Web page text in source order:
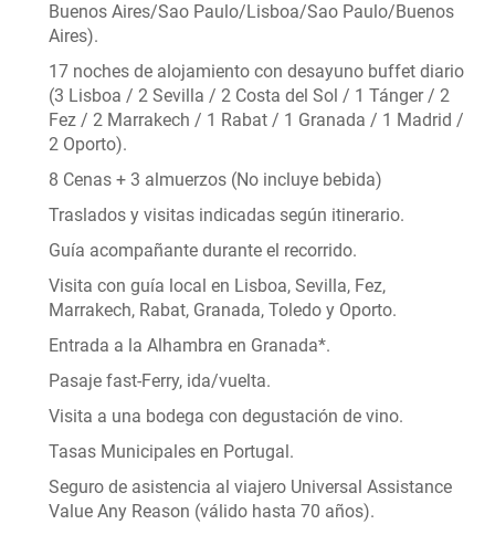
Buenos Aires/Sao Paulo/Lisboa/Sao Paulo/Buenos
Aires).
17 noches de alojamiento con desayuno buffet diario
(3 Lisboa / 2 Sevilla / 2 Costa del Sol / 1 Tánger / 2
Fez / 2 Marrakech / 1 Rabat / 1 Granada / 1 Madrid /
2 Oporto).
8 Cenas + 3 almuerzos (No incluye bebida)
Traslados y visitas indicadas según itinerario.
Guía acompañante durante el recorrido.
Visita con guía local en Lisboa, Sevilla, Fez,
Marrakech, Rabat, Granada, Toledo y Oporto.
Entrada a la Alhambra en Granada*.
Pasaje fast-Ferry, ida/vuelta.
Visita a una bodega con degustación de vino.
Tasas Municipales en Portugal.
Seguro de asistencia al viajero Universal Assistance
Value Any Reason (válido hasta 70 años).